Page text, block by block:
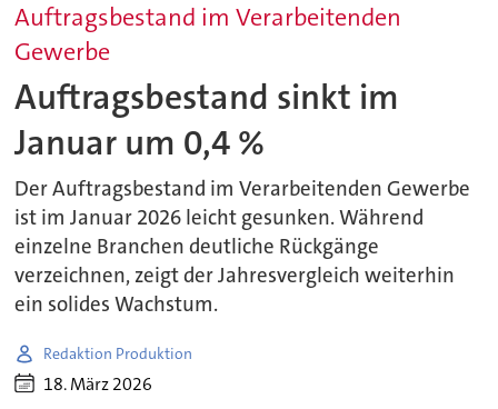
Auftragsbestand im Verarbeitenden
Gewerbe
Auftragsbestand sinkt im
Januar um 0,4 %
Der Auftragsbestand im Verarbeitenden Gewerbe
ist im Januar 2026 leicht gesunken. Während
einzelne Branchen deutliche Rückgänge
verzeichnen, zeigt der Jahresvergleich weiterhin
ein solides Wachstum.
Redaktion Produktion
18. März 2026